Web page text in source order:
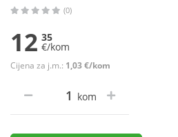
(0)
12 35
€/kom
Cijena za j.m.: 1,03 €/kom
kom